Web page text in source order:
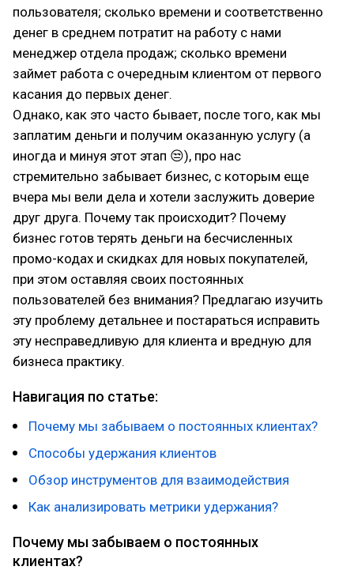
пользователя; сколько времени и соответственно
денег в среднем потратит на работу с нами
менеджер отдела продаж; сколько времени
займет работа с очередным клиентом от первого
касания до первых денег.
Однако, как это часто бывает, после того, как мы
заплатим деньги и получим оказанную услугу (а
иногда и минуя этот этап 😒), про нас
стремительно забывает бизнес, с которым еще
вчера мы вели дела и хотели заслужить доверие
друг друга. Почему так происходит? Почему
бизнес готов терять деньги на бесчисленных
промо-кодах и скидках для новых покупателей,
при этом оставляя своих постоянных
пользователей без внимания? Предлагаю изучить
эту проблему детальнее и постараться исправить
эту несправедливую для клиента и вредную для
бизнеса практику.
Навигация по статье:
Почему мы забываем о постоянных клиентах?
Способы удержания клиентов
Обзор инструментов для взаимодействия
Как анализировать метрики удержания?
Почему мы забываем о постоянных
клиентах?